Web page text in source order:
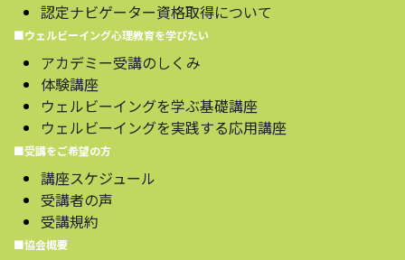
認定ナビゲーター資格取得について
■ウェルビーイング心理教育を学びたい
アカデミー受講のしくみ
体験講座
ウェルビーイングを学ぶ基礎講座
ウェルビーイングを実践する応用講座
■受講をご希望の方
講座スケジュール
受講者の声
受講規約
■協会概要